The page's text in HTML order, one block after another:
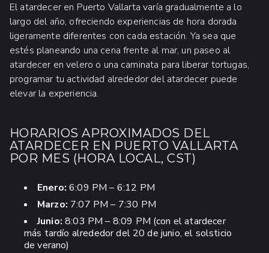
El atardecer en Puerto Vallarta varía gradualmente a lo
largo del año, ofreciendo experiencias de hora dorada
ligeramente diferentes con cada estación. Ya sea que
estés planeando una cena frente al mar, un paseo al
atardecer en velero o una caminata para liberar tortugas,
programar tu actividad alrededor del atardecer puede
elevar la experiencia.
HORARIOS APROXIMADOS DEL
ATARDECER EN PUERTO VALLARTA
POR MES (HORA LOCAL, CST)
Enero: 6:09 PM – 6:12 PM
Marzo: 7:07 PM – 7:30 PM
Junio: 8:03 PM – 8:09 PM (con el atardecer
más tardío alrededor del 20 de junio, el solsticio
de verano)